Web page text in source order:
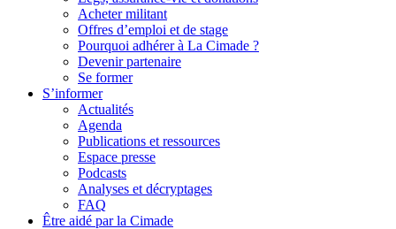
Acheter militant
Offres d’emploi et de stage
Pourquoi adhérer à La Cimade ?
Devenir partenaire
Se former
S’informer
Actualités
Agenda
Publications et ressources
Espace presse
Podcasts
Analyses et décryptages
FAQ
Être aidé par la Cimade